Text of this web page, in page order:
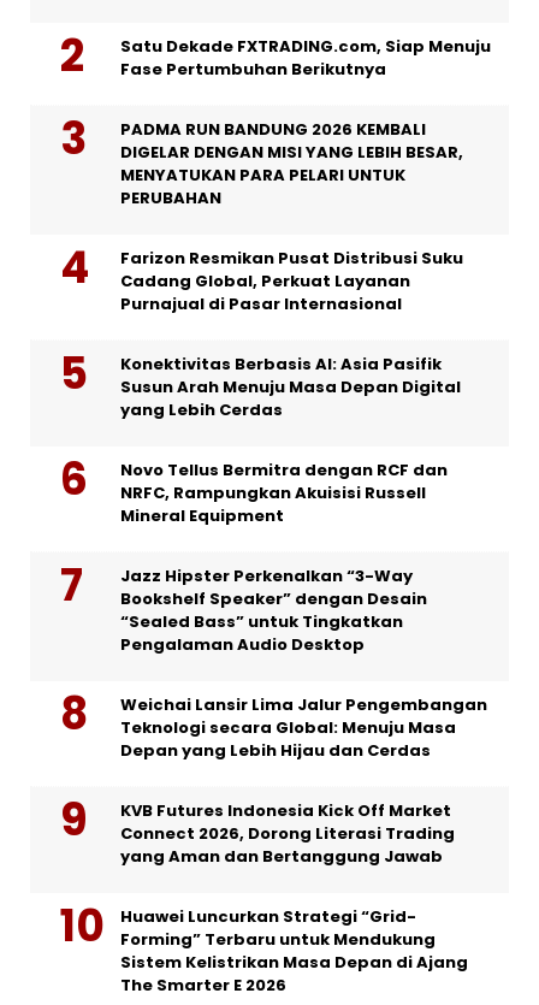
Satu Dekade FXTRADING.com, Siap Menuju
Fase Pertumbuhan Berikutnya
PADMA RUN BANDUNG 2026 KEMBALI
DIGELAR DENGAN MISI YANG LEBIH BESAR,
MENYATUKAN PARA PELARI UNTUK
PERUBAHAN
Farizon Resmikan Pusat Distribusi Suku
Cadang Global, Perkuat Layanan
Purnajual di Pasar Internasional
Konektivitas Berbasis AI: Asia Pasifik
Susun Arah Menuju Masa Depan Digital
yang Lebih Cerdas
Novo Tellus Bermitra dengan RCF dan
NRFC, Rampungkan Akuisisi Russell
Mineral Equipment
Jazz Hipster Perkenalkan “3-Way
Bookshelf Speaker” dengan Desain
“Sealed Bass” untuk Tingkatkan
Pengalaman Audio Desktop
Weichai Lansir Lima Jalur Pengembangan
Teknologi secara Global: Menuju Masa
Depan yang Lebih Hijau dan Cerdas
KVB Futures Indonesia Kick Off Market
Connect 2026, Dorong Literasi Trading
yang Aman dan Bertanggung Jawab
Huawei Luncurkan Strategi “Grid-
Forming” Terbaru untuk Mendukung
Sistem Kelistrikan Masa Depan di Ajang
The Smarter E 2026